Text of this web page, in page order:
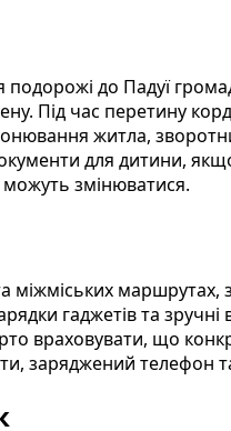
подорожі до Падуї
Під час перетину
житла,
для дитини,
змінюватися.
міжміських
гаджетів та
враховувати, що
заряджений телефон